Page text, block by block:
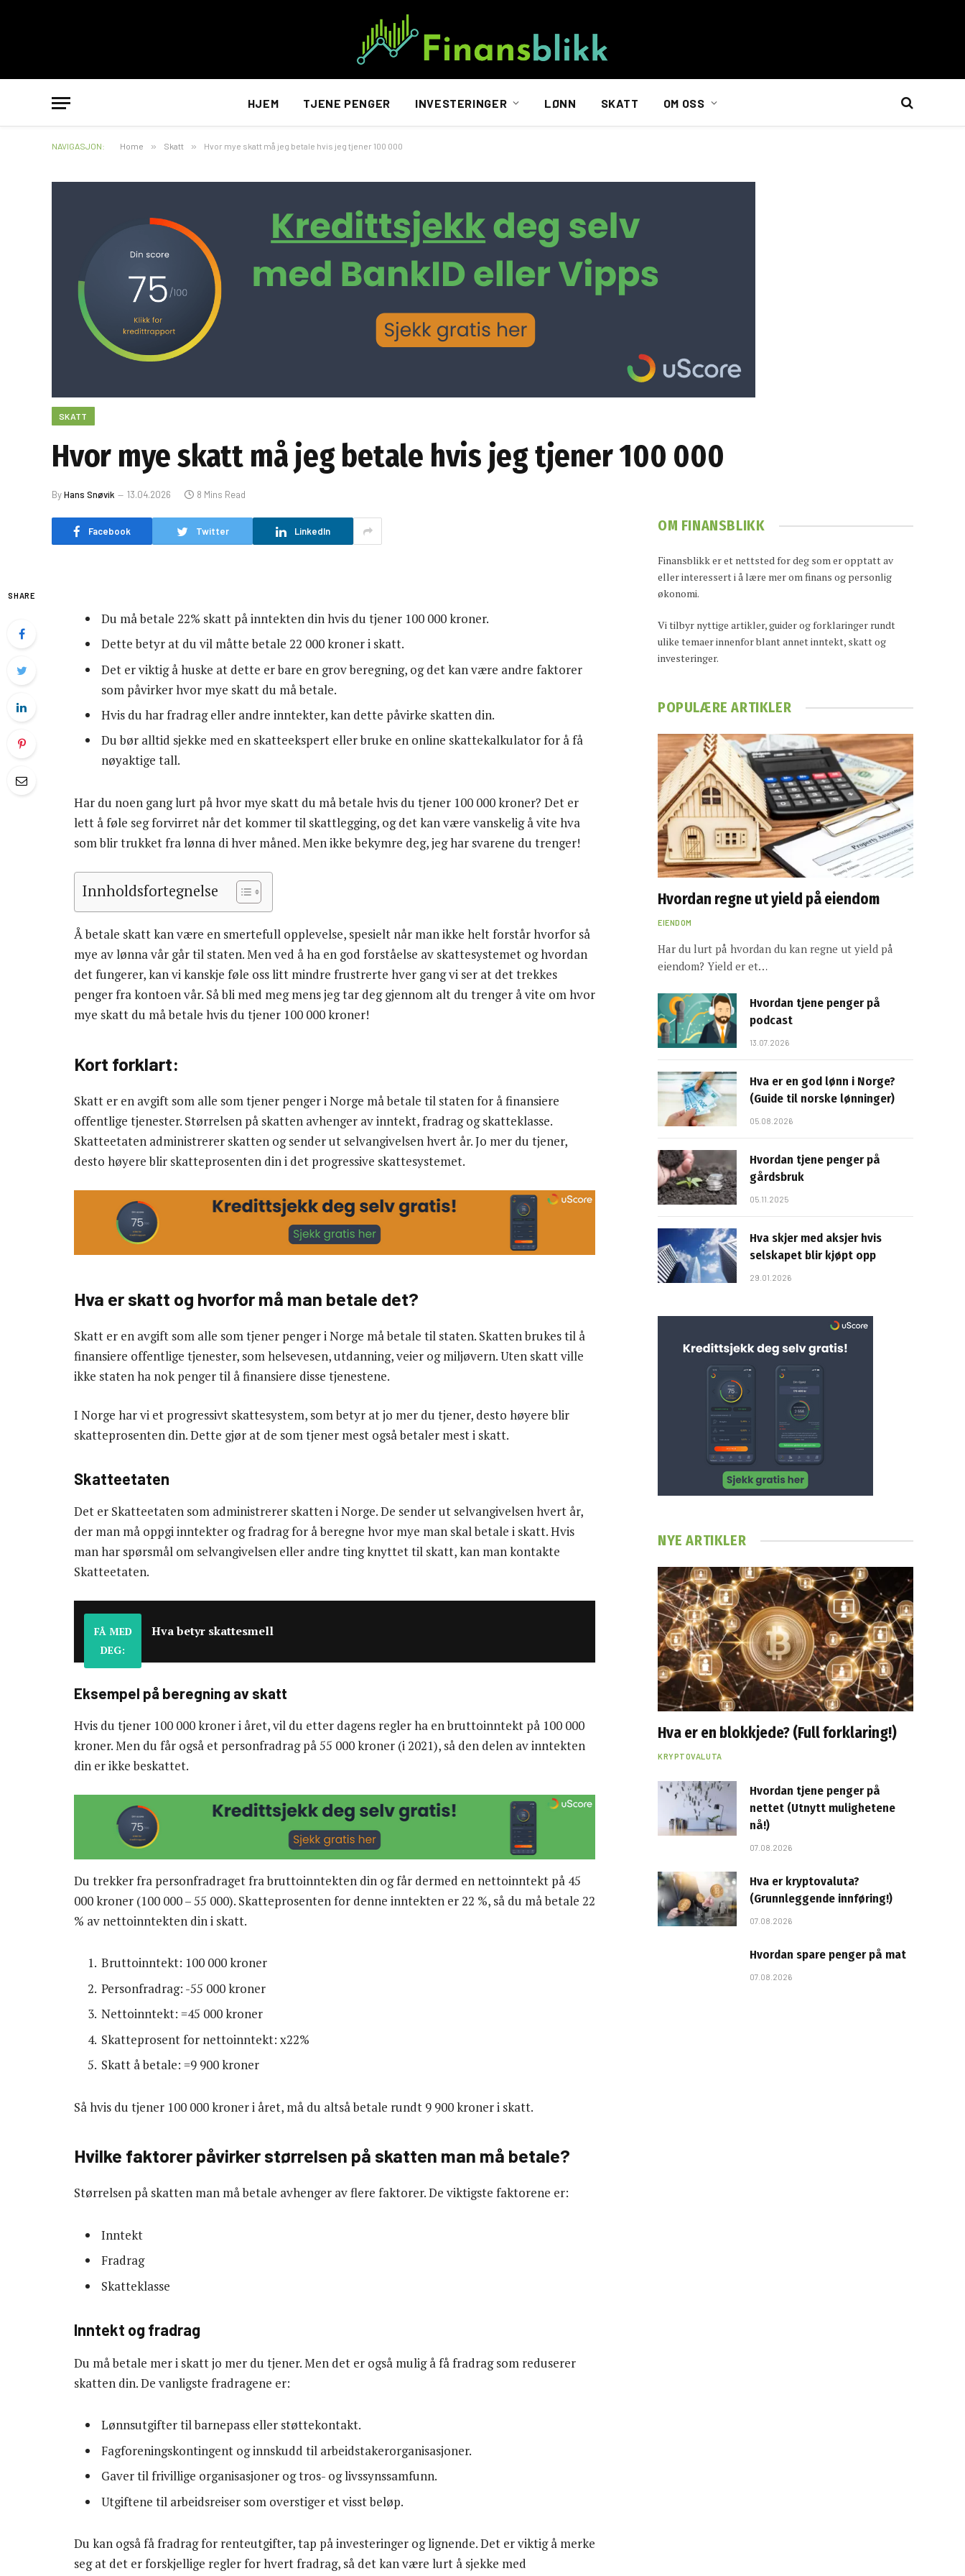
HJEM TJENE PENGER INVESTERINGER LØNN SKATT OM OSS
NAVIGASJON: Home » Skatt » Hvor mye skatt må jeg betale hvis jeg tjener 100 000
SKATT
Hvor mye skatt må jeg betale hvis jeg tjener 100 000
ByHans Snøvik 13.04.2026 8 Mins Read
Facebook Twitter LinkedIn
SHARE
Du må betale 22% skatt på inntekten din hvis du tjener 100 000 kroner.
Dette betyr at du vil måtte betale 22 000 kroner i skatt.
Det er viktig å huske at dette er bare en grov beregning, og det kan være andre faktorer
som påvirker hvor mye skatt du må betale.
Hvis du har fradrag eller andre inntekter, kan dette påvirke skatten din.
Du bør alltid sjekke med en skatteekspert eller bruke en online skattekalkulator for å få
nøyaktige tall.
Har du noen gang lurt på hvor mye skatt du må betale hvis du tjener 100 000 kroner? Det er
lett å føle seg forvirret når det kommer til skattlegging, og det kan være vanskelig å vite hva
som blir trukket fra lønna di hver måned. Men ikke bekymre deg, jeg har svarene du trenger!
Innholdsfortegnelse
Å betale skatt kan være en smertefull opplevelse, spesielt når man ikke helt forstår hvorfor så
mye av lønna vår går til staten. Men ved å ha en god forståelse av skattesystemet og hvordan
det fungerer, kan vi kanskje føle oss litt mindre frustrerte hver gang vi ser at det trekkes
penger fra kontoen vår. Så bli med meg mens jeg tar deg gjennom alt du trenger å vite om hvor
mye skatt du må betale hvis du tjener 100 000 kroner!
Kort forklart:
Skatt er en avgift som alle som tjener penger i Norge må betale til staten for å finansiere
offentlige tjenester. Størrelsen på skatten avhenger av inntekt, fradrag og skatteklasse.
Skatteetaten administrerer skatten og sender ut selvangivelsen hvert år. Jo mer du tjener,
desto høyere blir skatteprosenten din i det progressive skattesystemet.
Hva er skatt og hvorfor må man betale det?
Skatt er en avgift som alle som tjener penger i Norge må betale til staten. Skatten brukes til å
finansiere offentlige tjenester, som helsevesen, utdanning, veier og miljøvern. Uten skatt ville
ikke staten ha nok penger til å finansiere disse tjenestene.
I Norge har vi et progressivt skattesystem, som betyr at jo mer du tjener, desto høyere blir
skatteprosenten din. Dette gjør at de som tjener mest også betaler mest i skatt.
Skatteetaten
Det er Skatteetaten som administrerer skatten i Norge. De sender ut selvangivelsen hvert år,
der man må oppgi inntekter og fradrag for å beregne hvor mye man skal betale i skatt. Hvis
man har spørsmål om selvangivelsen eller andre ting knyttet til skatt, kan man kontakte
Skatteetaten.
FÅ MED
DEG:
Hva betyr skattesmell
Eksempel på beregning av skatt
Hvis du tjener 100 000 kroner i året, vil du etter dagens regler ha en bruttoinntekt på 100 000
kroner. Men du får også et personfradrag på 55 000 kroner (i 2021), så den delen av inntekten
din er ikke beskattet.
Du trekker fra personfradraget fra bruttoinntekten din og får dermed en nettoinntekt på 45
000 kroner (100 000 – 55 000). Skatteprosenten for denne inntekten er 22 %, så du må betale 22
% av nettoinntekten din i skatt.
Bruttoinntekt: 100 000 kroner
Personfradrag: -55 000 kroner
Nettoinntekt: =45 000 kroner
Skatteprosent for nettoinntekt: x22%
Skatt å betale: =9 900 kroner
Så hvis du tjener 100 000 kroner i året, må du altså betale rundt 9 900 kroner i skatt.
Hvilke faktorer påvirker størrelsen på skatten man må betale?
Størrelsen på skatten man må betale avhenger av flere faktorer. De viktigste faktorene er:
Inntekt
Fradrag
Skatteklasse
Inntekt og fradrag
Du må betale mer i skatt jo mer du tjener. Men det er også mulig å få fradrag som reduserer
skatten din. De vanligste fradragene er:
Lønnsutgifter til barnepass eller støttekontakt.
Fagforeningskontingent og innskudd til arbeidstakerorganisasjoner.
Gaver til frivillige organisasjoner og tros- og livssynssamfunn.
Utgiftene til arbeidsreiser som overstiger et visst beløp.
Du kan også få fradrag for renteutgifter, tap på investeringer og lignende. Det er viktig å merke
seg at det er forskjellige regler for hvert fradrag, så det kan være lurt å sjekke med
OM FINANSBLIKK
Finansblikk er et nettsted for deg som er opptatt av
eller interessert i å lære mer om finans og personlig
økonomi.
Vi tilbyr nyttige artikler, guider og forklaringer rundt
ulike temaer innenfor blant annet inntekt, skatt og
investeringer.
POPULÆRE ARTIKLER
Hvordan regne ut yield på eiendom
EIENDOM
Har du lurt på hvordan du kan regne ut yield på
eiendom? Yield er et…
Hvordan tjene penger på
podcast
13.07.2026
Hva er en god lønn i Norge?
(Guide til norske lønninger)
05.08.2026
Hvordan tjene penger på
gårdsbruk
05.11.2025
Hva skjer med aksjer hvis
selskapet blir kjøpt opp
29.01.2026
NYE ARTIKLER
Hva er en blokkjede? (Full forklaring!)
KRYPTOVALUTA
Hvordan tjene penger på
nettet (Utnytt mulighetene
nå!)
07.08.2026
Hva er kryptovaluta?
(Grunnleggende innføring!)
07.08.2026
Hvordan spare penger på mat
07.08.2026